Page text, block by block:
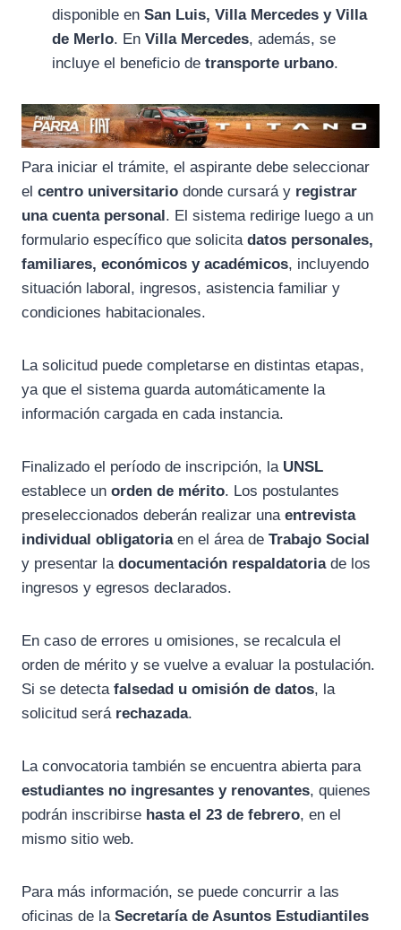
disponible en San Luis, Villa Mercedes y Villa
de Merlo. En Villa Mercedes, además, se
incluye el beneficio de transporte urbano.
Para iniciar el trámite, el aspirante debe seleccionar
el centro universitario donde cursará y registrar
una cuenta personal. El sistema redirige luego a un
formulario específico que solicita datos personales,
familiares, económicos y académicos, incluyendo
situación laboral, ingresos, asistencia familiar y
condiciones habitacionales.
La solicitud puede completarse en distintas etapas,
ya que el sistema guarda automáticamente la
información cargada en cada instancia.
Finalizado el período de inscripción, la UNSL
establece un orden de mérito. Los postulantes
preseleccionados deberán realizar una entrevista
individual obligatoriaen el área de Trabajo Social
y presentar la documentación respaldatoriade los
ingresos y egresos declarados.
En caso de errores u omisiones, se recalcula el
orden de mérito y se vuelve a evaluar la postulación.
Si se detecta falsedad u omisión de datos, la
solicitud será rechazada.
La convocatoria también se encuentra abierta para
estudiantes no ingresantes y renovantes, quienes
podrán inscribirse hasta el 23 de febrero, en el
mismo sitio web.
Para más información, se puede concurrir a las
oficinas de la Secretaría de Asuntos Estudiantiles